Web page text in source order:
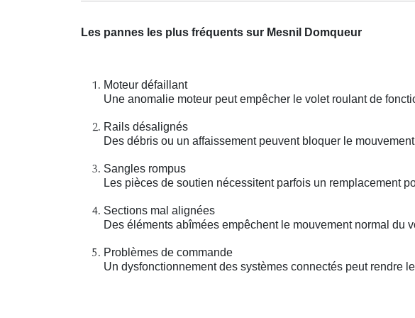
Les pannes les plus fréquents sur Mesnil Domqueur
Moteur défaillant
Une anomalie moteur peut empêcher le volet roulant de
Rails désalignés
Des débris ou un affaissement peuvent bloquer le
Sangles rompus
Les pièces de soutien nécessitent parfois un remplacement
Sections mal alignées
Des éléments abîmées empêchent le mouvement normal du
Problèmes de commande
Un dysfonctionnement des systèmes connectés peut rendre